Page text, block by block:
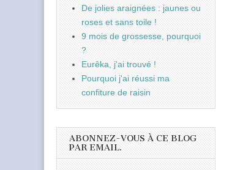
De jolies araignées : jaunes ou
roses et sans toile !
9 mois de grossesse, pourquoi
?
Eurêka, j'ai trouvé !
Pourquoi j'ai réussi ma
confiture de raisin
ABONNEZ-VOUS À CE BLOG
PAR EMAIL.